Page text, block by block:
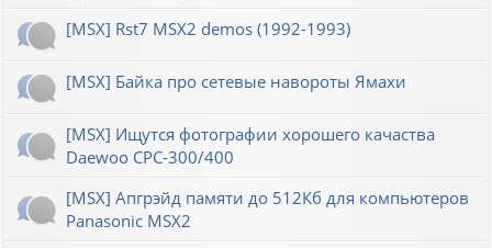
[MSX] Rst7 MSX2 demos (1992-1993)
[MSX] Байка про сетевые навороты Ямахи
[MSX] Ищутся фотографии хорошего качаства
Daewoo CPC-300/400
[MSX] Апгрэйд памяти до 512Кб для компьютеров
Panasonic MSX2